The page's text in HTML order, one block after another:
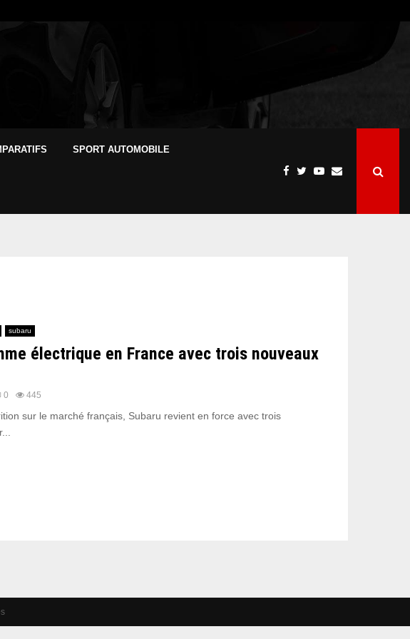
SPORT AUTOMOBILE
subaru
électrique en France avec trois nouveaux
0 445
sur le marché français, Subaru revient en force avec trois